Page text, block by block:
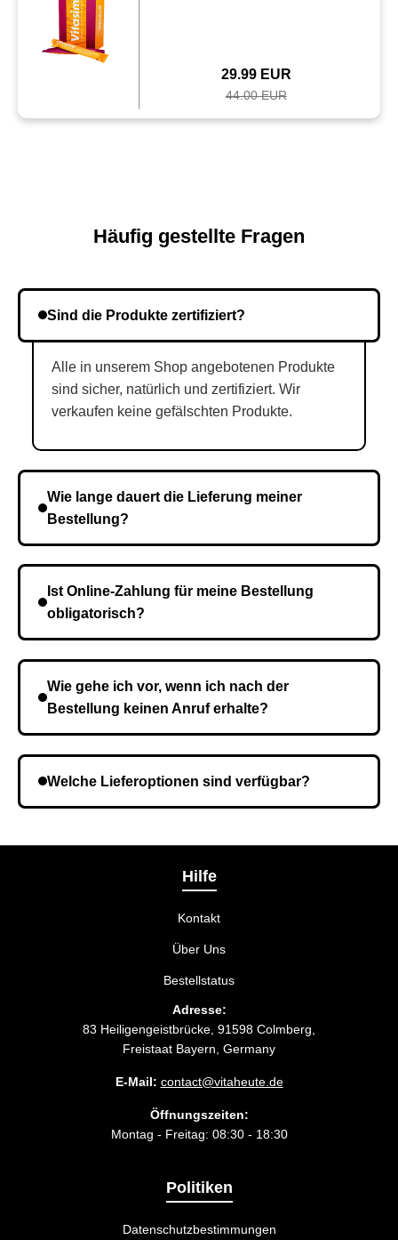
29.99 EUR
44.00 EUR
Häufig gestellte Fragen
Sind die Produkte zertifiziert?
Alle in unserem Shop angebotenen Produkte
sind sicher, natürlich und zertifiziert. Wir
verkaufen keine gefälschten Produkte.
Wie lange dauert die Lieferung meiner
Bestellung?
Kurierdienst und die Zeit hängt davon ab.
Ist Online-Zahlung für meine Bestellung
obligatorisch?
Wie gehe ich vor, wenn ich nach der
Bestellung keinen Anruf erhalte?
und wiederholen Sie gegebenenfalls die Bestellung.
Welche Lieferoptionen sind verfügbar?
Liefermethode wählen, die am besten zu Ihnen
Hilfe
Kontakt
Über Uns
Bestellstatus
Adresse:
83 Heiligengeistbrücke, 91598 Colmberg,
Freistaat Bayern, Germany
E-Mail: contact@vitaheute.de
Öffnungszeiten:
Montag - Freitag: 08:30 - 18:30
Politiken
Datenschutzbestimmungen